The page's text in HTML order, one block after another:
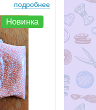
подробнее
Новинка